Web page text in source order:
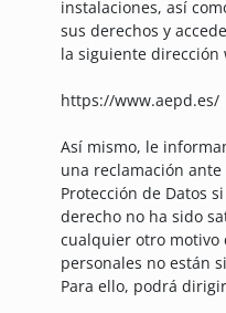
instalaciones, así
sus derechos y
la siguiente dirección
https://www.aepd.es/
Así mismo, le
una reclamación
Protección de Datos
derecho no ha sido
cualquier otro motivo
personales no están
Para ello, podrá